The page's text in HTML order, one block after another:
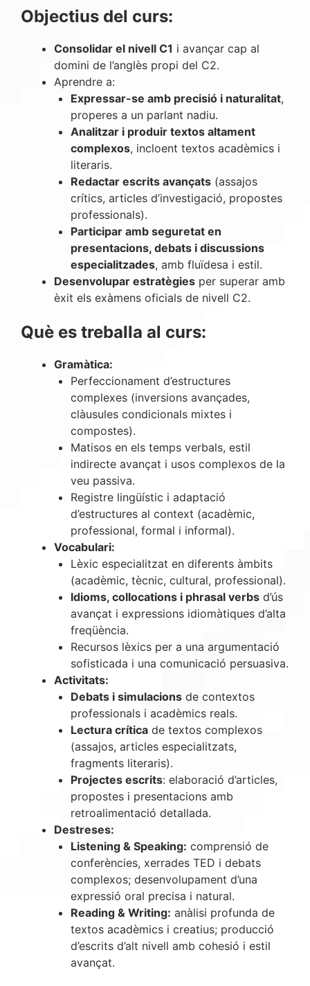
Objectius del curs:
Consolidar el nivell C1 i avançar cap al
domini de l’anglès propi del C2.
Aprendre a:
Expressar-se amb precisió i naturalitat,
properes a un parlant nadiu.
Analitzar i produir textos altament
complexos, incloent textos acadèmics i
literaris.
Redactar escrits avançats (assajos
crítics, articles d’investigació, propostes
professionals).
Participar amb seguretat en
presentacions, debats i discussions
especialitzades, amb fluïdesa i estil.
Desenvolupar estratègies per superar amb
èxit els exàmens oficials de nivell C2.
Què es treballa al curs:
Gramàtica:
Perfeccionament d’estructures
complexes (inversions avançades,
clàusules condicionals mixtes i
compostes).
Matisos en els temps verbals, estil
indirecte avançat i usos complexos de la
veu passiva.
Registre lingüístic i adaptació
d’estructures al context (acadèmic,
professional, formal i informal).
Vocabulari:
Lèxic especialitzat en diferents àmbits
(acadèmic, tècnic, cultural, professional).
Idioms, collocations i phrasal verbs d’ús
avançat i expressions idiomàtiques d’alta
freqüència.
Recursos lèxics per a una argumentació
sofisticada i una comunicació persuasiva.
Activitats:
Debats i simulacions de contextos
professionals i acadèmics reals.
Lectura crítica de textos complexos
(assajos, articles especialitzats,
fragments literaris).
Projectes escrits: elaboració d’articles,
propostes i presentacions amb
retroalimentació detallada.
Destreses:
Listening & Speaking: comprensió de
conferències, xerrades TED i debats
complexos; desenvolupament d’una
expressió oral precisa i natural.
Reading & Writing: anàlisi profunda de
textos acadèmics i creatius; producció
d’escrits d’alt nivell amb cohesió i estil
avançat.